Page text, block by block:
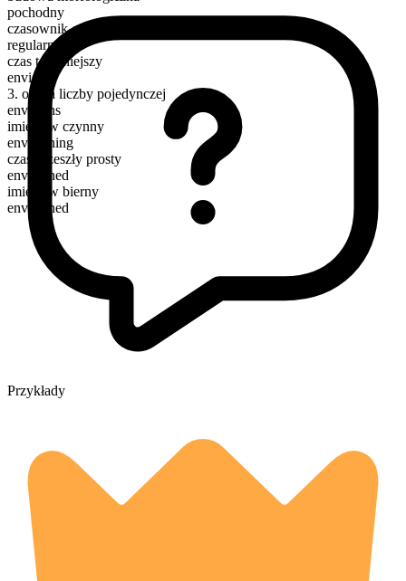
pochodny
czasownik czynnościowy
regularny
czas teraźniejszy
envision
3. osoba liczby pojedynczej
envisions
imiesłów czynny
envisioning
czas przeszły prosty
envisioned
imiesłów bierny
envisioned
Przykłady